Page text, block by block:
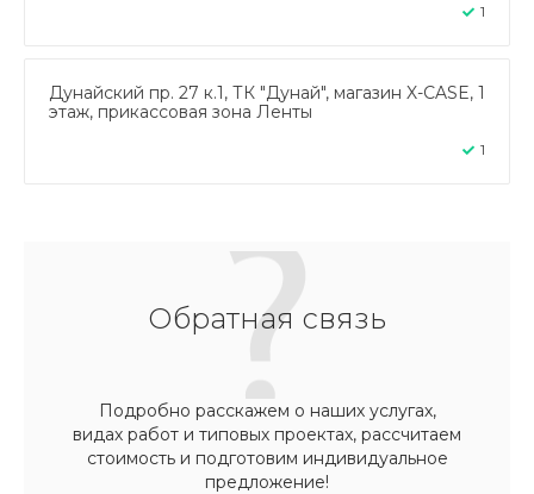
1
Дунайский пр. 27 к.1, ТК "Дунай", магазин X-CASE, 1
этаж, прикассовая зона Ленты
1
Обратная связь
Подробно расскажем о наших услугах,
видах работ и типовых проектах, рассчитаем
стоимость и подготовим индивидуальное
предложение!